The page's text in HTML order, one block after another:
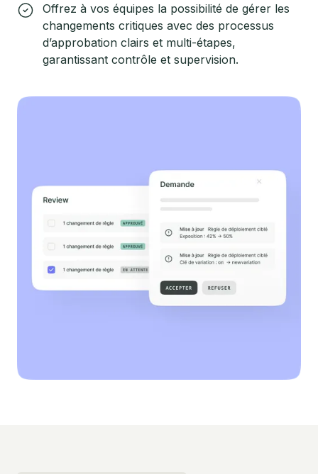
Offrez à vos équipes la possibilité de gérer les
changements critiques avec des processus
d’approbation clairs et multi-étapes,
garantissant contrôle et supervision.